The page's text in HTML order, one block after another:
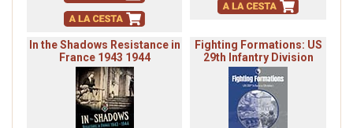
In the Shadows Resistance in
France 1943 1944
Fighting Formations: US
29th Infantry Division